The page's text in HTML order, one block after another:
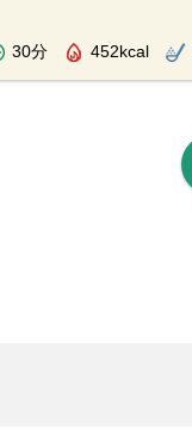
30分 452kcal